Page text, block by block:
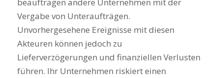
Vergabe von Unteraufträgen.
Unvorhergesehene Ereignisse mit diesen
Akteuren können jedoch zu
Lieferverzögerungen und finanziellen Verlusten
führen. Ihr Unternehmen riskiert einen